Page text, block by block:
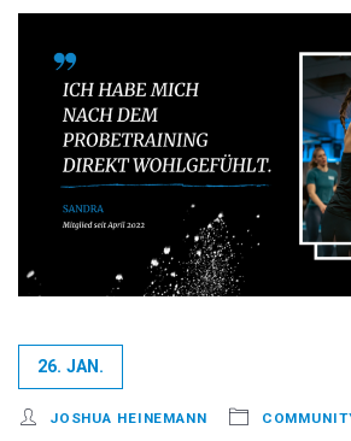
26. JAN.
JOSHUA HEINEMANN